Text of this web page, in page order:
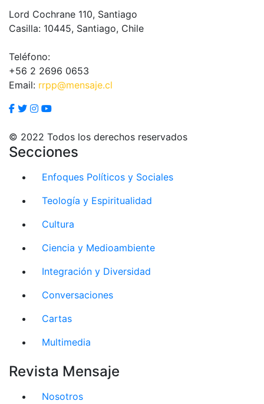
Lord Cochrane 110, Santiago
Casilla: 10445, Santiago, Chile
Teléfono:
+56 2 2696 0653
Email: rrpp@mensaje.cl
© 2022 Todos los derechos reservados
Secciones
Enfoques Políticos y Sociales
Teología y Espiritualidad
Cultura
Ciencia y Medioambiente
Integración y Diversidad
Conversaciones
Cartas
Multimedia
Revista Mensaje
Nosotros